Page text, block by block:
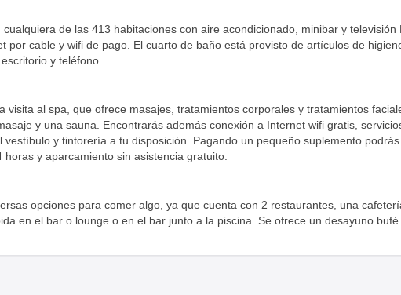
de las 413 habitaciones con aire acondicionado, minibar y
por cable y wifi de pago. El cuarto de baño está provisto de artículos de
y teléfono.
visita al spa, que ofrece masajes, tratamientos corporales y tratamientos
y una sauna. Encontrarás además conexión a Internet wifi gratis,
y tintorería a tu disposición. Pagando un pequeño suplemento
y aparcamiento sin asistencia gratuito.
opciones para comer algo, ya que cuenta con 2 restaurantes, una
en el bar o lounge o en el bar junto a la piscina. Se ofrece un desayuno